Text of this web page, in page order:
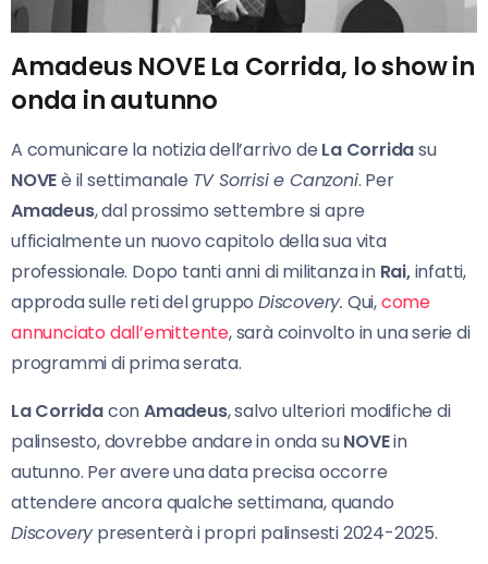
Amadeus NOVE La Corrida, lo show in
onda in autunno
A comunicare la notizia dell’arrivo de La Corridasu
NOVEè il settimanale TV Sorrisi e Canzoni. Per
Amadeus, dal prossimo settembre si apre
ufficialmente un nuovo capitolo della sua vita
professionale. Dopo tanti anni di militanza in Rai,infatti,
approda sulle reti del gruppoDiscovery. Qui,come
annunciato dall’emittente, sarà coinvolto in una serie di
programmi di prima serata.
La CorridaconAmadeus, salvo ulteriori modifiche di
palinsesto, dovrebbe andare in onda suNOVEin
autunno. Per avere una data precisa occorre
attendere ancora qualche settimana, quando
Discoverypresenterà i propri palinsesti 2024-2025.